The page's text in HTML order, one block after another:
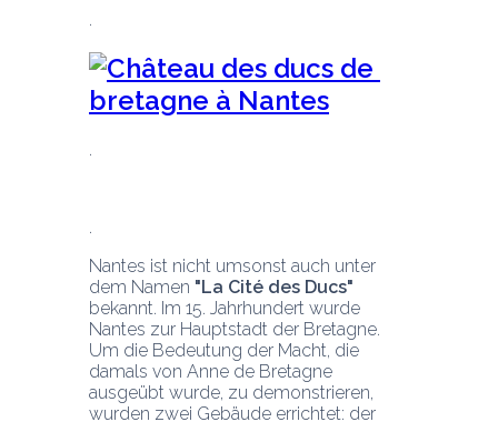
Nantes ist nicht umsonst auch unter
dem Namen "La Cité des Ducs"
bekannt. Im 15. Jahrhundert wurde
Nantes zur Hauptstadt der Bretagne.
Um die Bedeutung der Macht, die
damals von Anne de Bretagne
ausgeübt wurde, zu demonstrieren,